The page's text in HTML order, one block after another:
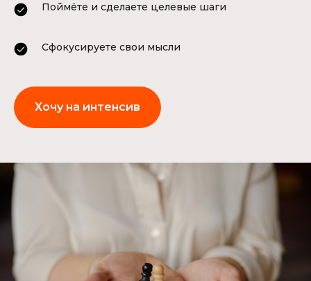
Поймёте и сделаете целевые шаги
Сфокусируете свои мысли
Хочу на интенсив